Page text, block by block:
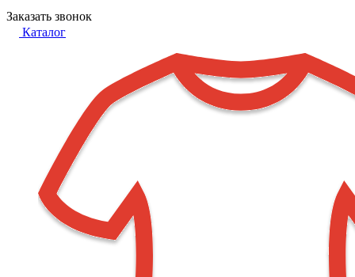
Заказать звонок
Каталог